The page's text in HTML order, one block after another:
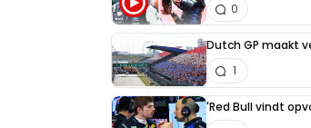
0
Dutch GP maakt
1
'Red Bull vindt